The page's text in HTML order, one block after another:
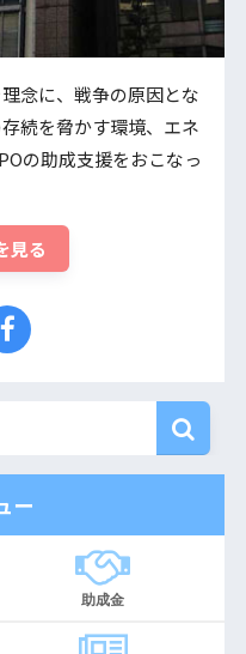
念に、戦争の原因とな
続を脅かす環境、エネ
の助成支援をおこなっ
見る
ー
助成金